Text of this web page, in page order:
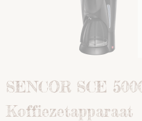
SENCOR SCE
Koffiezetapparaat